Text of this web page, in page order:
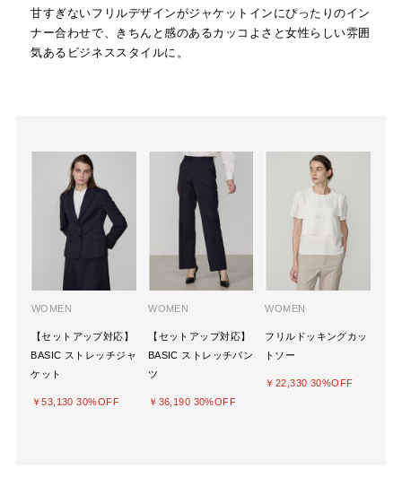
甘すぎないフリルデザインがジャケットインにぴったりのイン
ナー合わせで、きちんと感のあるカッコよさと女性らしい雰囲
気あるビジネススタイルに。
WOMEN
【セットアップ対応】
BASIC ストレッチジャ
ケット
￥53,130 30%OFF
WOMEN
【セットアップ対応】
BASIC ストレッチパン
ツ
￥36,190 30%OFF
WOMEN
フリルドッキングカッ
トソー
￥22,330 30%OFF